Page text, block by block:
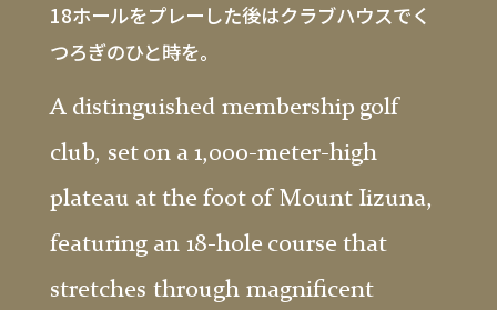
18ホールをプレーした後はクラブハウスでく
つろぎのひと時を。
A distinguished membership golf
club, set on a 1,000-meter-high
plateau at the foot of Mount Iizuna,
featuring an 18-hole course that
stretches through magnificent